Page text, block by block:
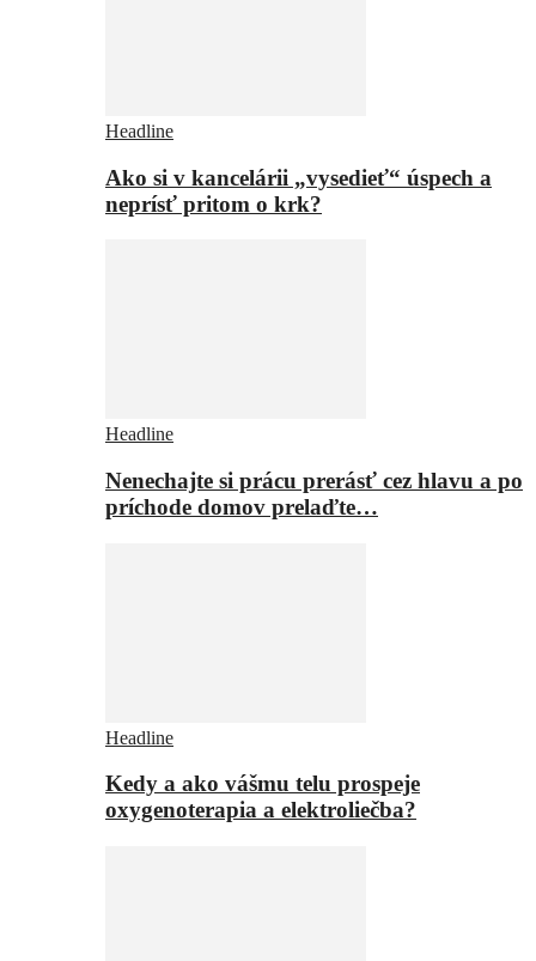
Headline
Ako si v kancelárii „vysedieť“ úspech a
neprísť pritom o krk?
Headline
Nenechajte si prácu prerásť cez hlavu a po
príchode domov prelaďte…
Headline
Kedy a ako vášmu telu prospeje
oxygenoterapia a elektroliečba?